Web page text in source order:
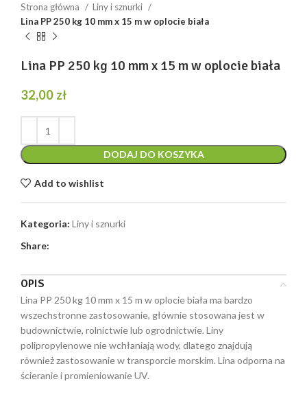
Strona główna
Liny i sznurki
Lina PP 250 kg 10 mm x 15 m w oplocie biała
Lina PP 250 kg 10 mm x 15 m w oplocie biała
32,00 zł
DODAJ DO KOSZYKA
Add to wishlist
Kategoria: Liny i sznurki
Share:
OPIS
Lina PP 250 kg 10 mm x 15 m w oplocie biała ma bardzo
wszechstronne zastosowanie, głównie stosowana jest w
budownictwie, rolnictwie lub ogrodnictwie. Liny
polipropylenowe nie wchłaniają wody, dlatego znajdują
również zastosowanie w transporcie morskim. Lina odporna na
ścieranie i promieniowanie UV.